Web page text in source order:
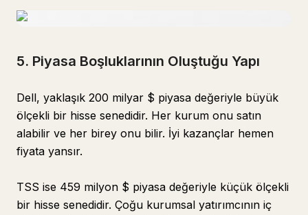
5. Piyasa Boşluklarının Oluştuğu Yapı
Dell, yaklaşık 200 milyar $ piyasa değeriyle büyük
ölçekli bir hisse senedidir. Her kurum onu satın
alabilir ve her birey onu bilir. İyi kazançlar hemen
fiyata yansır.
TSS ise 459 milyon $ piyasa değeriyle küçük ölçekli
bir hisse senedidir. Çoğu kurumsal yatırımcının iç